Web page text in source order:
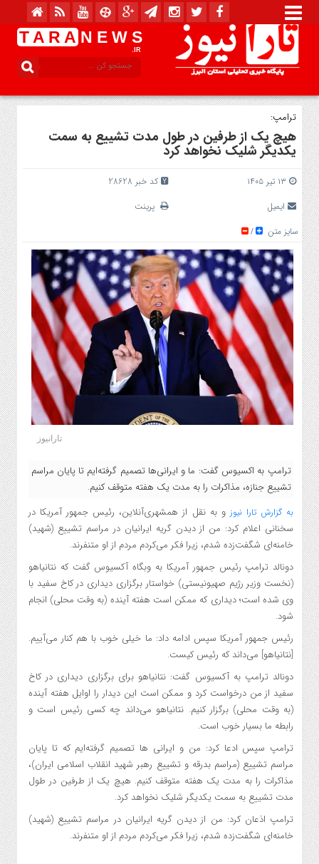
T A R A N E W S
.IR
ترامپ:
هیچ یک از طرفین در طول مدت تشییع به سمت
یکدیگر شلیک نخواهد کرد
۱۳ تیر ۱۴۰۵
کد خبر 28628
ایمیل
پرینت
سایز متن
/
تارانیوز
ترامپ به اکسیوس گفت: ما و ایرانی‌ها تصمیم گرفته‌ایم تا پایان مراسم
تشییع جنازه، مذاکرات را به مدت یک هفته متوقف کنیم.
به گزارش تارا نیوز و به نقل از همشهری‌آنلاین، رئیس جمهور آمریکا در
سخنانی اعلام کرد: من از دیدن گریه ایرانیان در مراسم تشییع (شهید)
خامنه‌ای شگفت‌زده شدم، زیرا فکر می‌کردم مردم از او متنفرند.
دونالد ترامپ رئیس جمهور آمریکا به وبگاه آکسیوس گفت که نتانیاهو
(نخست وزیر رژیم صهیونیستی) خواستار برگزاری دیداری در کاخ سفید با
وی شده است؛ دیداری که ممکن است هفته آینده (به وقت محلی) انجام
شود.
رئیس جمهور آمریکا سپس ادامه داد: ما خیلی خوب با هم کنار می‌آییم.
[نتانیاهو] می‌داند که رئیس کیست.
دونالد ترامپ به آکسیوس گفت: نتانیاهو برای برگزاری دیداری در کاخ
سفید از من درخواست کرد و ممکن است این دیدار را اوایل هفته آینده
(به وقت محلی) برگزار کنیم. نتانیاهو می‌داند چه کسی رئیس است و
رابطه ما بسیار خوب است.
ترامپ سپس ادعا کرد: من و ایرانی‌ ها تصمیم گرفته‌ایم که تا پایان
مراسم تشییع (مراسم بدرقه و تشییع رهبر شهید انقلاب اسلامی ایران)،
مذاکرات را به مدت یک هفته متوقف کنیم. هیچ یک از طرفین در طول
مدت تشییع به سمت یکدیگر شلیک نخواهد کرد.
ترامپ اذعان کرد: من از دیدن گریه ایرانیان در مراسم تشییع (شهید)
خامنه‌ای شگفت‌زده شدم، زیرا فکر می‌کردم مردم از او متنفرند.